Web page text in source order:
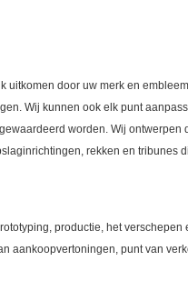
door uw merk en
Wij kunnen ook elk punt
worden. Wij
rekken en tribunes
productie, het
aankoopvertoningen, punt van